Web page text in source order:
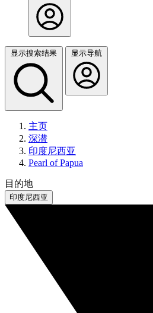
显示搜索结果 显示导航
主页
深潜
印度尼西亚
Pearl of Papua
目的地
印度尼西亚